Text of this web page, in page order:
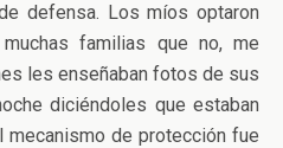
defensa. Los míos optaron
familias que no, me
les enseñaban fotos de sus
diciéndoles que estaban
mecanismo de protección fue